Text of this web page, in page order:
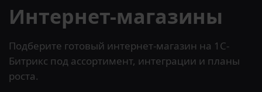
Интернет-магазины
Подберите готовый интернет-магазин на 1С-
Битрикс под ассортимент, интеграции и планы
роста.